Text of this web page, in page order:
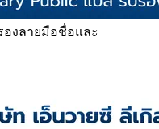
งลายมือชื่อและ